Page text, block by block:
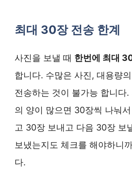
최대 30장 전송 한계
사진을 보낼 때 한번에 최대
합니다. 수많은 사진, 대용량
전송하는 것이 불가능 합니다.
의 양이 많으면 30장씩 나눠
고 30장 보내고 다음 30장 보
보냈는지도 체크를 해야하니
다.